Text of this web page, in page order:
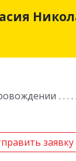
заявку
Ключ, ул.
заявку